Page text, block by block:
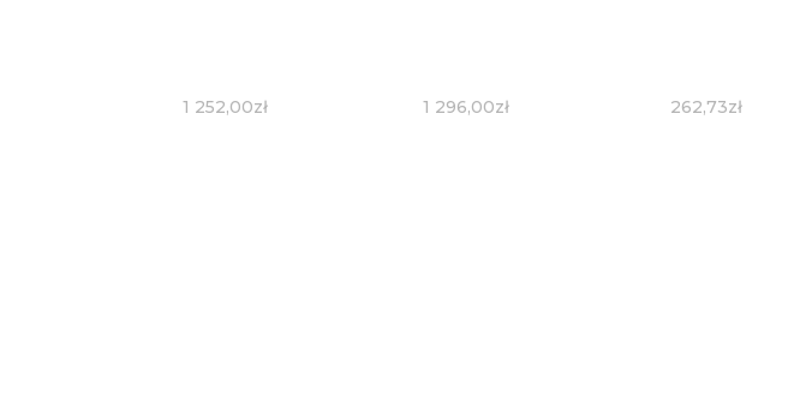
1 252,00zł 1 296,00zł 262,73zł